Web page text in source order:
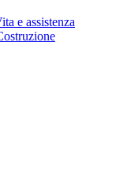
e assistenza